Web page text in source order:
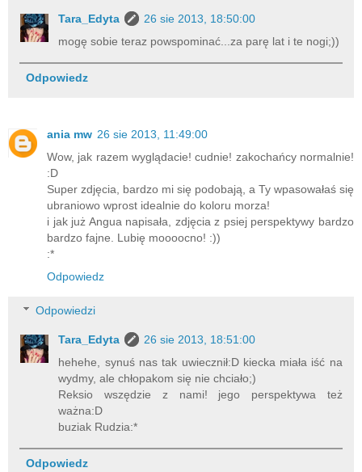
Tara_Edyta
26 sie 2013, 18:50:00
mogę sobie teraz powspominać...za parę lat i te nogi;))
Odpowiedz
ania mw 26 sie 2013, 11:49:00
Wow, jak razem wyglądacie! cudnie! zakochańcy normalnie!
:D
Super zdjęcia, bardzo mi się podobają, a Ty wpasowałaś się
ubraniowo wprost idealnie do koloru morza!
i jak już Angua napisała, zdjęcia z psiej perspektywy bardzo
bardzo fajne. Lubię moooocno! :))
:*
Odpowiedz
Odpowiedzi
Tara_Edyta
26 sie 2013, 18:51:00
hehehe, synuś nas tak uwiecznił:D kiecka miała iść na
wydmy, ale chłopakom się nie chciało;)
Reksio wszędzie z nami! jego perspektywa też
ważna:D
buziak Rudzia:*
Odpowiedz